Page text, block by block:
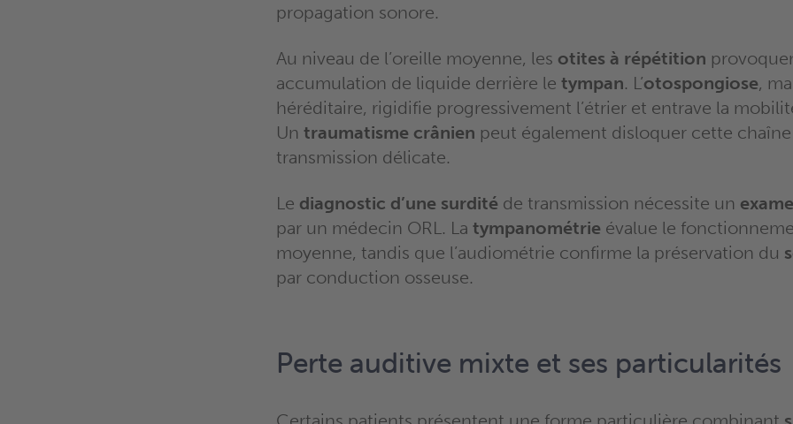
propagation sonore.
Au niveau de l’oreille moyenne, les otites à répétition
accumulation de liquide derrière le tympan. L’otospongiose,
héréditaire, rigidifie progressivement l’étrier et entrave la
Un traumatisme crânien peut également disloquer cette
transmission délicate.
Le diagnostic d’une surdité de transmission nécessite un
par un médecin ORL. La tympanométrie évalue le
moyenne, tandis que l’audiométrie confirme la préservation du
par conduction osseuse.
Perte auditive mixte et ses particularités